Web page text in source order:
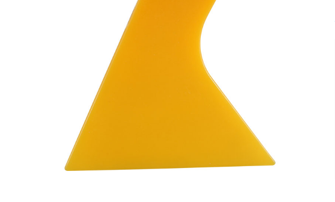
EXFER-004
RODINHO C/
BORRACHA DE 25 CM
EXFER-019
ESTILETE PARA RASPAR
TIPO RODO